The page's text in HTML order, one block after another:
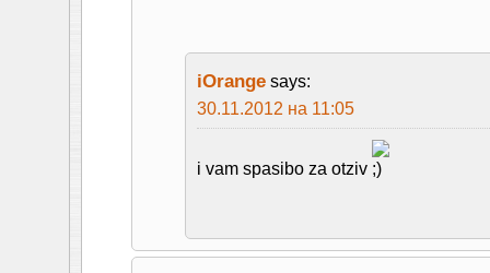
iOrange says:
30.11.2012 на 11:05
i vam spasibo za otziv